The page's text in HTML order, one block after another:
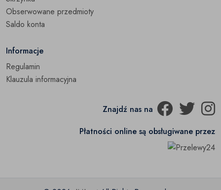
Obserwowane przedmioty
Saldo konta
Informacje
Regulamin
Klauzula informacyjna
Znajdź nas na
Płatności online są obsługiwane przez